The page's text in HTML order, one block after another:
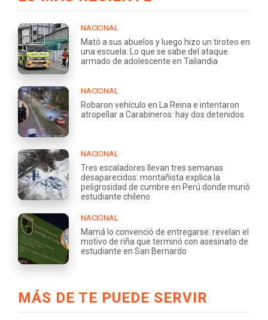
NACIONAL
Mató a sus abuelos y luego hizo un tiroteo en
una escuela: Lo que se sabe del ataque
armado de adolescente en Tailandia
NACIONAL
Robaron vehículo en La Reina e intentaron
atropellar a Carabineros: hay dos detenidos
NACIONAL
Tres escaladores llevan tres semanas
desaparecidos: montañista explica la
peligrosidad de cumbre en Perú donde murió
estudiante chileno
NACIONAL
Mamá lo convenció de entregarse: revelan el
motivo de riña que terminó con asesinato de
estudiante en San Bernardo
MÁS DE TE PUEDE SERVIR